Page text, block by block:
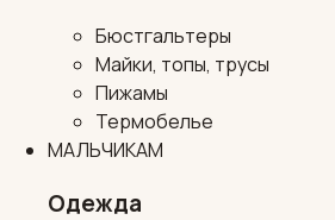
Бюстгальтеры
Майки, топы, трусы
Пижамы
Термобелье
МАЛЬЧИКАМ
Одежда